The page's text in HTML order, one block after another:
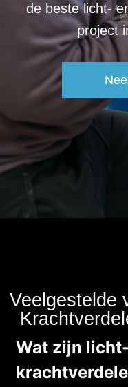
de beste licht-
project
Veelgestelde
Wat zijn